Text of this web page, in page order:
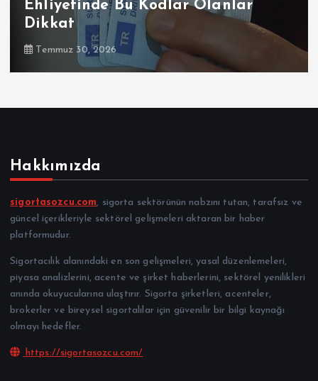
Ehliyetinde Bu Kodlar Olanlar
Dikkat
Temmuz 30, 2026
Hakkımızda
sigortasozcu.com, sigorta sektörünün nabzını tutan, tarafsız ve
güncel içerikleriyle sektörel gelişmeleri aktaran bir haber
platformudur.
Sigortacılık alanındaki en son gelişmeleri, yasal düzenlemeleri,
piyasa analizlerini, acente ve şirket haberlerini, sektörel yenilikleri
anında okuyucularına ulaştırır. Sigorta şirketleri, acenteler,
brokerler ve bireysel sigortalılar için güvenilir bir bilgi kaynağı
olmayı hedefler.
https://sigortasozcu.com/